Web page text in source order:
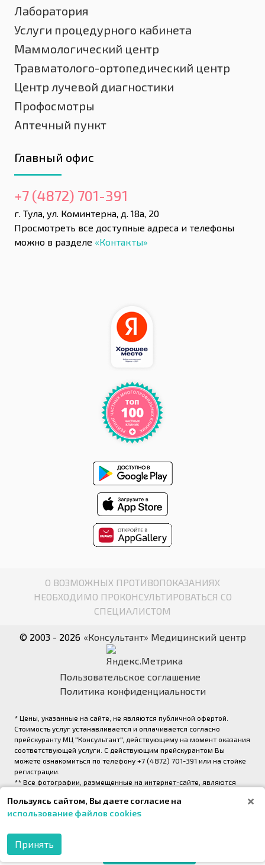
Лаборатория
Услуги процедурного кабинета
Маммологический центр
Травматолого-ортопедический центр
Центр лучевой диагностики
Профосмотры
Аптечный пункт
Главный офис
+7 (4872) 701-391
г. Тула, ул. Коминтерна, д. 18а, 20
Просмотреть все доступные адреса и телефоны
можно в разделе «Контакты»
О ВОЗМОЖНЫХ ПРОТИВОПОКАЗАНИЯХ
НЕОБХОДИМО ПРОКОНСУЛЬТИРОВАТЬСЯ СО
СПЕЦИАЛИСТОМ
© 2003 - 2026 «Консультант» Медицинский центр
Пользовательское соглашение
Политика конфиденциальности
* Цены, указанные на сайте, не являются публичной офертой.
Стоимость услуг устанавливается и оплачивается согласно
прейскуранту МЦ "Консультант", действующему на момент оказания
соответствующей услуги. С действующим прейскурантом Вы
можете ознакомиться по телефону +7 (4872) 701-391 или на стойке
регистрации.
** Все фотографии, размещенные на интернет-сайте, являются
«Консультант» (правообладатель ООО «Медрейд»)
Пользуясь сайтом, Вы даете согласие на
использование файлов cookies
Принять